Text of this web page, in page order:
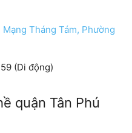
Tháng Tám, Phường
(Di động)
quận Tân Phú